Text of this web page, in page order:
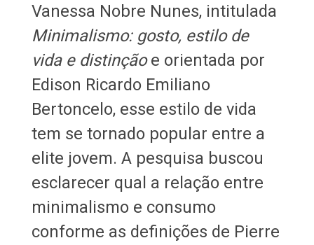
Vanessa Nobre Nunes, intitulada
Minimalismo: gosto, estilo de
vida e distinçãoe orientada por
Edison Ricardo Emiliano
Bertoncelo, esse estilo de vida
tem se tornado popular entre a
elite jovem. A pesquisa buscou
esclarecer qual a relação entre
minimalismo e consumo
conforme as definições de Pierre